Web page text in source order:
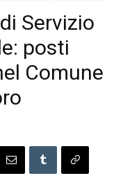
Servizio
posti
Comune